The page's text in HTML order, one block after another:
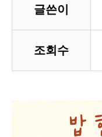
글쓴이
조회수